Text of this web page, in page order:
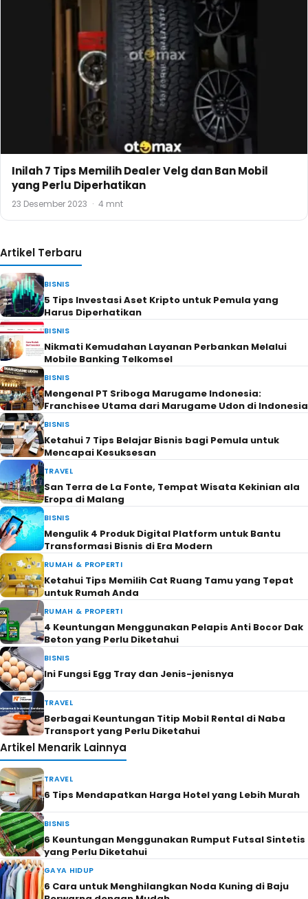
Inilah 7 Tips Memilih Dealer Velg dan Ban Mobil
yang Perlu Diperhatikan
23 Desember 2023 · 4 mnt
Artikel Terbaru
BISNIS
5 Tips Investasi Aset Kripto untuk Pemula yang
Harus Diperhatikan
BISNIS
Nikmati Kemudahan Layanan Perbankan Melalui
Mobile Banking Telkomsel
BISNIS
Mengenal PT Sriboga Marugame Indonesia:
Franchisee Utama dari Marugame Udon di Indonesia
BISNIS
Ketahui 7 Tips Belajar Bisnis bagi Pemula untuk
Mencapai Kesuksesan
TRAVEL
San Terra de La Fonte, Tempat Wisata Kekinian ala
Eropa di Malang
BISNIS
Mengulik 4 Produk Digital Platform untuk Bantu
Transformasi Bisnis di Era Modern
RUMAH & PROPERTI
Ketahui Tips Memilih Cat Ruang Tamu yang Tepat
untuk Rumah Anda
RUMAH & PROPERTI
4 Keuntungan Menggunakan Pelapis Anti Bocor Dak
Beton yang Perlu Diketahui
BISNIS
Ini Fungsi Egg Tray dan Jenis-jenisnya
TRAVEL
Berbagai Keuntungan Titip Mobil Rental di Naba
Transport yang Perlu Diketahui
Artikel Menarik Lainnya
TRAVEL
6 Tips Mendapatkan Harga Hotel yang Lebih Murah
BISNIS
6 Keuntungan Menggunakan Rumput Futsal Sintetis
yang Perlu Diketahui
GAYA HIDUP
6 Cara untuk Menghilangkan Noda Kuning di Baju